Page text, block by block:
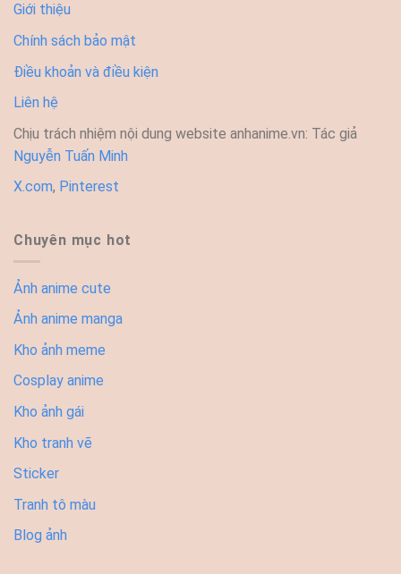
Giới thiệu
Chính sách bảo mật
Điều khoản và điều kiện
Liên hệ
Chịu trách nhiệm nội dung website anhanime.vn: Tác giả
Nguyễn Tuấn Minh
X.com, Pinterest
Chuyên mục hot
Ảnh anime cute
Ảnh anime manga
Kho ảnh meme
Cosplay anime
Kho ảnh gái
Kho tranh vẽ
Sticker
Tranh tô màu
Blog ảnh